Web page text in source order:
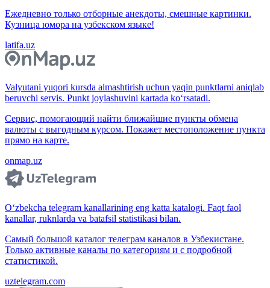
Ежедневно только отборные анекдоты, смешные картинки.
Кузница юмора на узбекском языке!
latifa.uz
Valyutani yuqori kursda almashtirish uchun yaqin punktlarni aniqlab
beruvchi servis. Punkt joylashuvini kartada ko‘rsatadi.
Сервис, помогающий найти ближайшие пункты обмена
валюты с выгодным курсом. Покажет местоположение пункта
прямо на карте.
onmap.uz
O‘zbekcha telegram kanallarining eng katta katalogi. Faqt faol
kanallar, ruknlarda va batafsil statistikasi bilan.
Самый большой каталог телеграм каналов в Узбекистане.
Только активные каналы по категориям и с подробной
статистикой.
uztelegram.com